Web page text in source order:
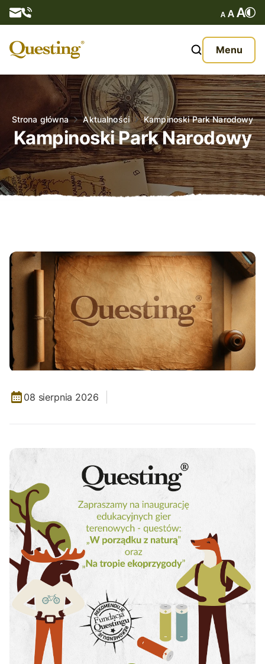
Menu
O nas
Oferta
Aktualności
Kontakt
Strona główna Aktualności Kampinoski Park Narodowy
Kampinoski Park Narodowy
08 sierpnia 2026